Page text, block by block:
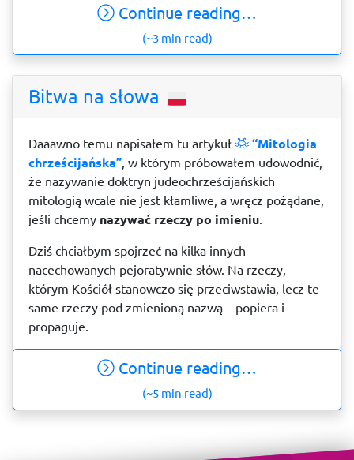
Continue reading…
(~3 min read)
Bitwa na słowa
Daaawno temu napisałem tu artykuł
“Mitologia
chrześcijańska”, w którym próbowałem udowodnić,
że nazywanie doktryn judeochrześcijańskich
mitologią wcale nie jest kłamliwe, a wręcz pożądane,
jeśli chcemy nazywać rzeczy po imieniu.
Dziś chciałbym spojrzeć na kilka innych
nacechowanych pejoratywnie słów. Na rzeczy,
którym Kościół stanowczo się przeciwstawia, lecz te
same rzeczy pod zmienioną nazwą – popiera i
propaguje.
Continue reading…
(~5 min read)